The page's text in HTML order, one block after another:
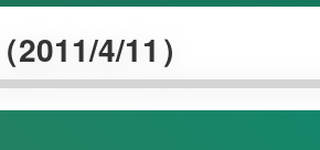
4/11）